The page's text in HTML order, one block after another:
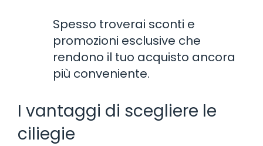
Spesso troverai sconti e
promozioni esclusive che
rendono il tuo acquisto ancora
più conveniente.
I vantaggi di scegliere le
ciliegie